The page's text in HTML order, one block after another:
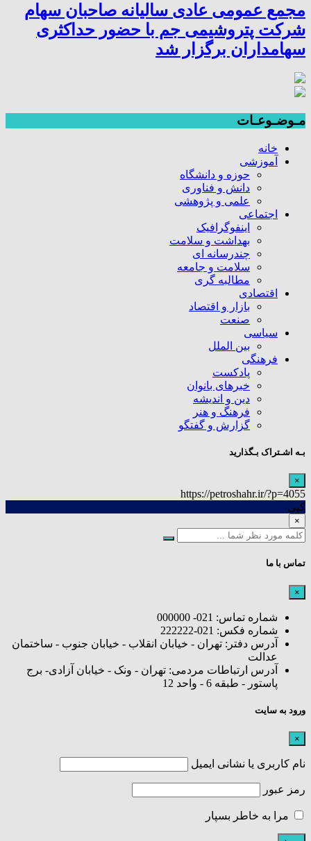
مجمع عمومی عادی سالیانه صاحبان سهام
شرکت پتروشیمی جم با حضور حداکثری
سهامداران برگزار شد
مـوضـوعـات
خانه
آموزشی
حوزه و دانشگاه
دانش و فناوری
علمی و پژوهشی
اجتماعی
اینفوگرافیک
بهداشت و سلامت
چندرسانه ای
سلامت و جامعه
مطالبه گری
اقتصادی
بازار و اقتصاد
صنعت
سیاسی
بین الملل
فرهنگی
پادکست
خبرهای بانوان
دین و اندیشه
فرهنگ و هنر
گزارش و گفتگو
بـه اشـتراک بـگذارید
×
https://petroshahr.ir/?p=4055
کپی
×
تماس با ما
×
شماره تماس: 021- 000000
شماره فکس: 021-222222
آدرس دفتر: تهران - خیابان انقلاب - خیابان جنوب - ساختمان
عدالت
آدرس ارتباطات مردمی: تهران - ونک - خیابان آزادی- برج
پاستور - طبقه 6 - واحد 12
ورود به سایت
×
نام کاربری یا نشانی ایمیل
رمز عبور
مرا به خاطر بسپار